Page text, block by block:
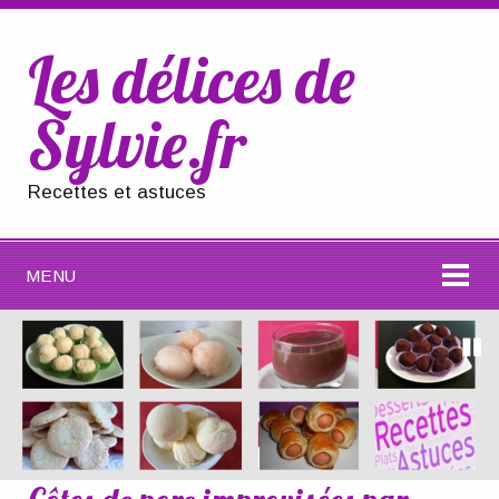
Les délices de
Sylvie.fr
Recettes et astuces
MENU